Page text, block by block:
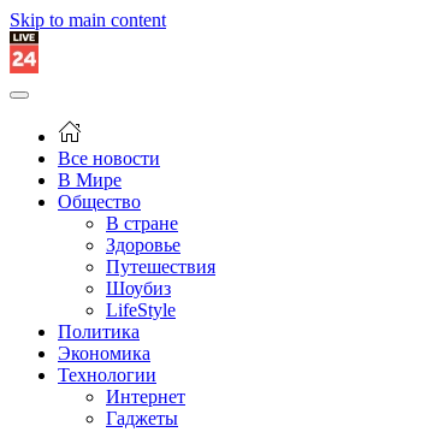
Skip to main content
Все новости
В Мире
Общество
В стране
Здоровье
Путешествия
Шоубиз
LifeStyle
Политика
Экономика
Технологии
Интернет
Гаджеты